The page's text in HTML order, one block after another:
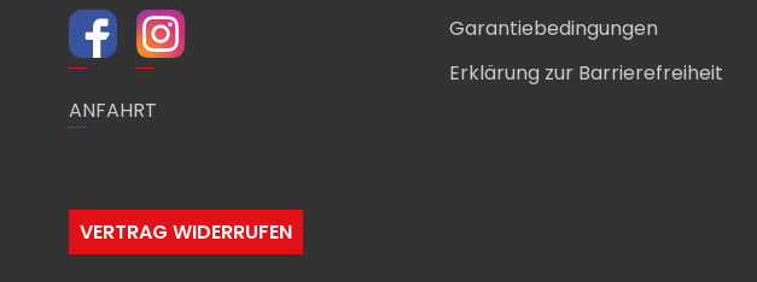
ANFAHRT
Garantiebedingungen
Erklärung zur Barrierefreiheit
VERTRAG WIDERRUFEN